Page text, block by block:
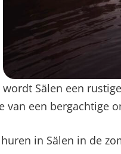
Sälen een
van een bergachtige
in Sälen in de